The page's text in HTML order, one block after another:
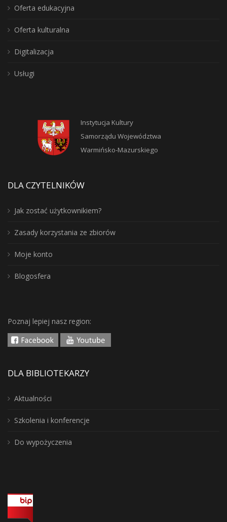
Oferta edukacyjna
Oferta kulturalna
Digitalizacja
Usługi
Instytucja Kultury
Samorządu Województwa
Warmińsko-Mazurskiego
DLA CZYTELNIKÓW
Jak zostać użytkownikiem?
Zasady korzystania ze zbiorów
Moje konto
Blogosfera
Poznaj lepiej nasz region:
DLA BIBLIOTEKARZY
Aktualności
Szkolenia i konferencje
Do wypożyczenia